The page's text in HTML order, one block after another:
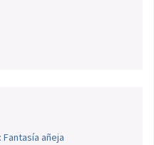
añeja